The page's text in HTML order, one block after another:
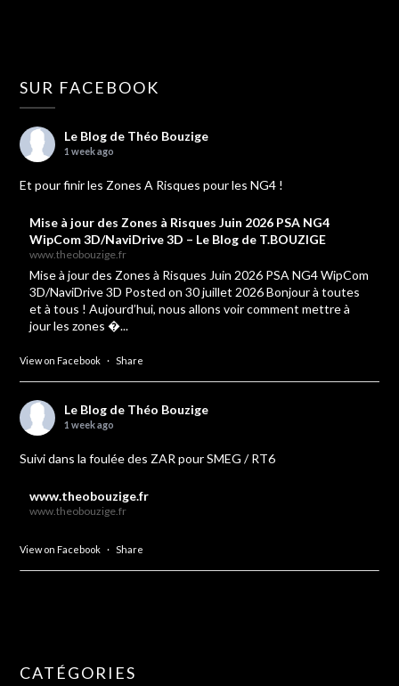
SUR FACEBOOK
Le Blog de Théo Bouzige
1 week ago
Et pour finir les Zones A Risques pour les NG4 !
Mise à jour des Zones à Risques Juin 2026 PSA NG4
WipCom 3D/NaviDrive 3D – Le Blog de T.BOUZIGE
www.theobouzige.fr
Mise à jour des Zones à Risques Juin 2026 PSA NG4 WipCom
3D/NaviDrive 3D Posted on 30 juillet 2026 Bonjour à toutes
et à tous ! Aujourd’hui, nous allons voir comment mettre à
jour les zones �...
View on Facebook · Share
Le Blog de Théo Bouzige
1 week ago
Suivi dans la foulée des ZAR pour SMEG / RT6
www.theobouzige.fr
www.theobouzige.fr
View on Facebook · Share
CATÉGORIES